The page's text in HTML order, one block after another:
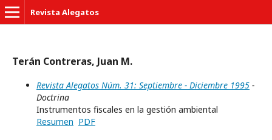
Revista Alegatos
Terán Contreras, Juan M.
Revista Alegatos Núm. 31: Septiembre - Diciembre 1995 -
Doctrina
Instrumentos fiscales en la gestión ambiental
Resumen PDF